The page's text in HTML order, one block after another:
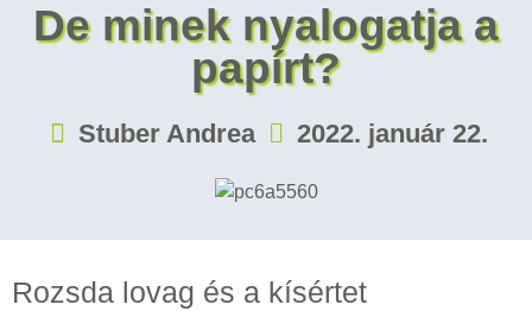
De minek nyalogatja a
papírt?
Stuber Andrea 2022. január 22.
Rozsda lovag és a kísértet